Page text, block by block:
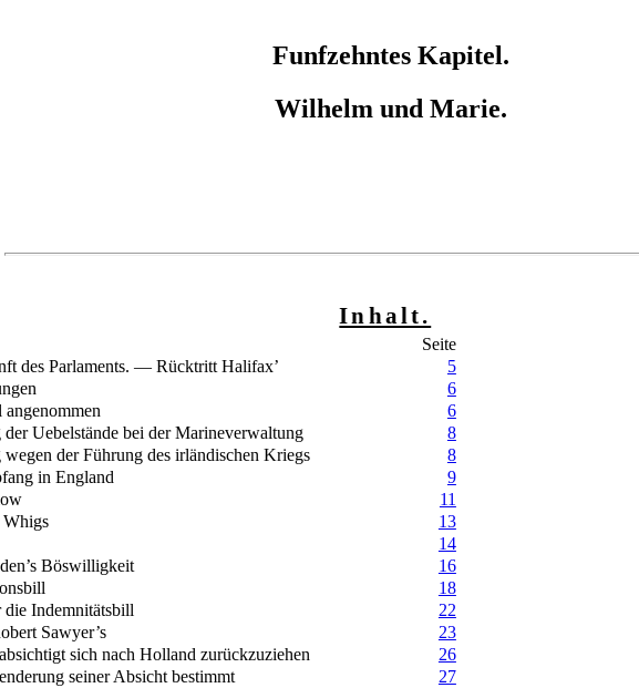
Funfzehntes Kapitel.
Wilhelm und Marie.
Inhalt.
Seite
des Parlaments. — Rücktritt Halifax’
5
6
6
der Uebelstände bei der Marineverwaltung
8
wegen der Führung des irländischen Kriegs
8
in England
9
11
13
14
Böswilligkeit
16
18
die Indemnitätsbill
22
Sawyer’s
23
sich nach Holland zurückzuziehen
26
seiner Absicht bestimmt
27